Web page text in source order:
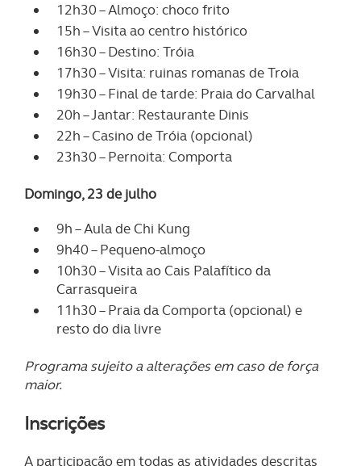
12h30 – Almoço: choco frito
15h – Visita ao centro histórico
16h30 –Destino: Tróia
17h30 – Visita: ruinas romanas de Troia
19h30 – Final de tarde: Praia do Carvalhal
20h – Jantar: Restaurante Dinis
22h – Casino de Tróia (opcional)
23h30 – Pernoita: Comporta
Domingo, 23 de julho
9h – Aula de Chi Kung
9h40 – Pequeno-almoço
10h30 – Visita ao Cais Palafítico da
Carrasqueira
11h30 – Praia da Comporta (opcional) e
resto do dia livre
Programa sujeito a alterações em caso de força
maior.
Inscrições
A participação em todas as atividades descritas